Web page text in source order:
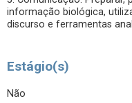
informação biológica,
discurso e ferramentas
Estágio(s)
Não